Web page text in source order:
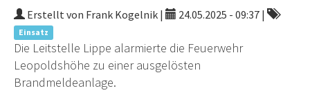
Erstellt von Frank Kogelnik | 24.05.2025 - 09:37 |
Einsatz
Die Leitstelle Lippe alarmierte die Feuerwehr
Leopoldshöhe zu einer ausgelösten
Brandmeldeanlage.